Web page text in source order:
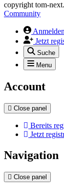
copyright tom-
Community
Anmelden
Jetzt
Suche
Menu
Account
Close panel
Bereits
Jetzt
Navigation
Close panel